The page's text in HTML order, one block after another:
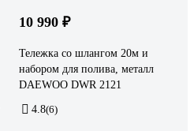
10 990 ₽
Тележка со шлангом 20м и
набором для полива, металл
DAEWOO DWR 2121
4.8(6)